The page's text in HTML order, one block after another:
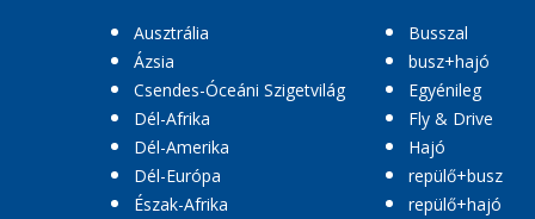
Ausztrália
Ázsia
Csendes-Óceáni Szigetvilág
Dél-Afrika
Dél-Amerika
Dél-Európa
Észak-Afrika
Busszal
busz+hajó
Egyénileg
Fly & Drive
Hajó
repülő+busz
repülő+hajó